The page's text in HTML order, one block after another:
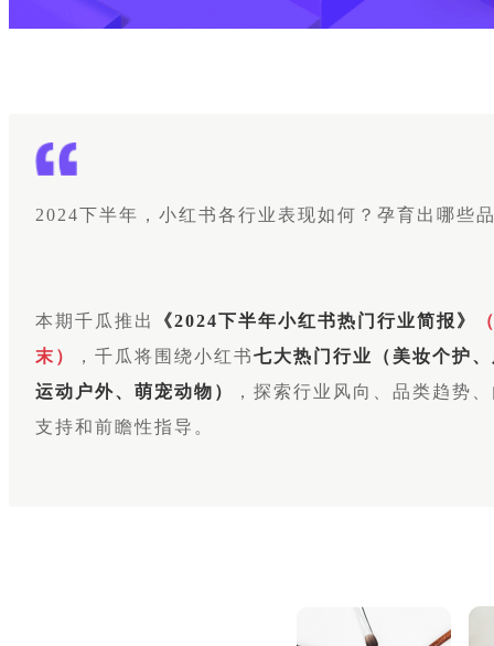
2024下半年，小红书各行业表现如何？孕育出哪些
本期千瓜推出 《2024下半年小红书热门行业简报》
末 ） ，千瓜将围绕小红书七大热门行业（美妆个护
运动户外、萌宠动物）
，探索行业风向、品类趋势
支持和前瞻性指导。